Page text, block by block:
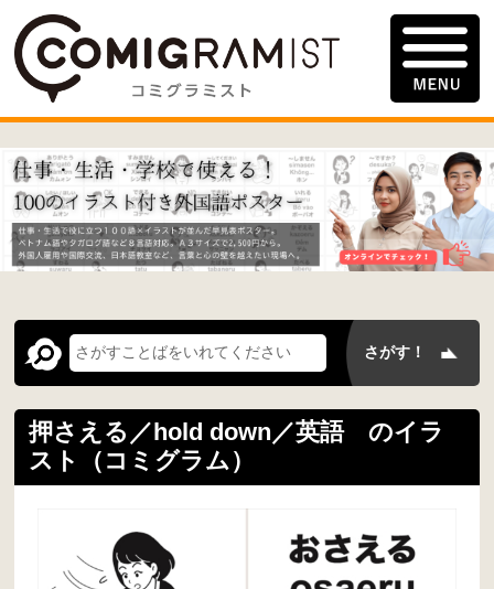
押さえる／hold down／英語 のイラ
スト（コミグラム）